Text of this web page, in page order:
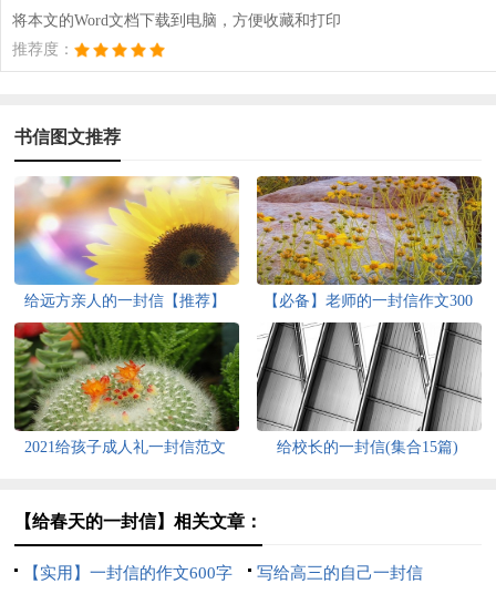
将本文的Word文档下载到电脑，方便收藏和打印
推荐度：
书信图文推荐
给远方亲人的一封信【推荐】
【必备】老师的一封信作文300
字5篇
2021给孩子成人礼一封信范文
给校长的一封信(集合15篇)
【给春天的一封信】相关文章：
【实用】一封信的作文600字 写给高三的自己一封信